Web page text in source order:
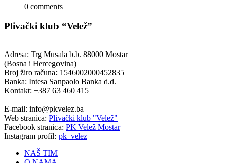
0 comments
Plivački klub “Velež”
Adresa: Trg Musala b.b. 88000 Mostar
(Bosna i Hercegovina)
Broj žiro računa: 1546002000452835
Banka: Intesa Sanpaolo Banka d.d.
Kontakt: +387 63 460 415
E-mail: info@pkvelez.ba
Web stranica: Plivački klub "Velež"
Facebook stranica: PK Velež Mostar
Instagram profil: pk_velez
NAŠ TIM